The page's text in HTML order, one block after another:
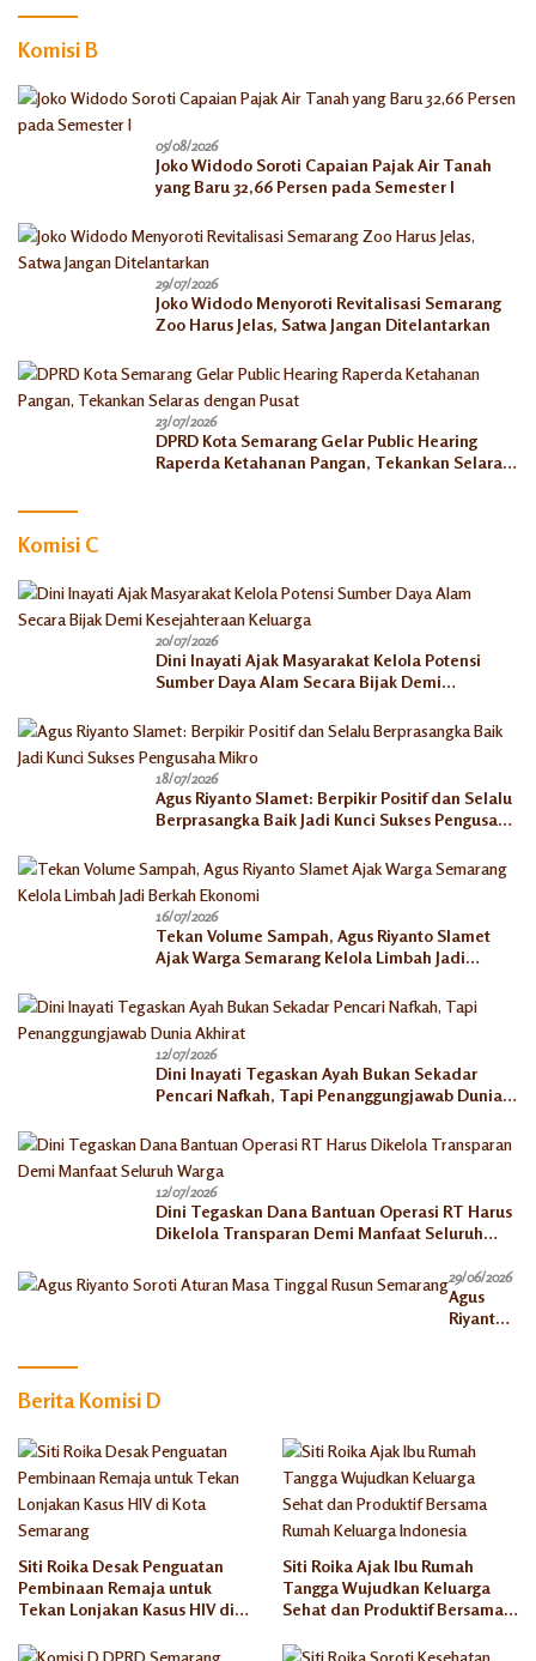
Komisi B
05/08/2026
Joko Widodo Soroti Capaian Pajak Air Tanah
yang Baru 32,66 Persen pada Semester I
29/07/2026
Joko Widodo Menyoroti Revitalisasi Semarang
Zoo Harus Jelas, Satwa Jangan Ditelantarkan
23/07/2026
DPRD Kota Semarang Gelar Public Hearing
Raperda Ketahanan Pangan, Tekankan Selaras
Komisi C
20/07/2026
Dini Inayati Ajak Masyarakat Kelola Potensi
Sumber Daya Alam Secara Bijak Demi
18/07/2026
Agus Riyanto Slamet: Berpikir Positif dan Selalu
Berprasangka Baik Jadi Kunci Sukses Pengusaha
16/07/2026
Tekan Volume Sampah, Agus Riyanto Slamet
Ajak Warga Semarang Kelola Limbah Jadi
12/07/2026
Dini Inayati Tegaskan Ayah Bukan Sekadar
Pencari Nafkah, Tapi Penanggungjawab Dunia
12/07/2026
Dini Tegaskan Dana Bantuan Operasi RT Harus
Dikelola Transparan Demi Manfaat Seluruh
29/06/2026
Agus
Riyanto
Semaran
Berita Komisi D
Siti Roika Desak Penguatan
Pembinaan Remaja untuk
Tekan Lonjakan Kasus HIV di
Siti Roika Ajak Ibu Rumah
Tangga Wujudkan Keluarga
Sehat dan Produktif Bersama